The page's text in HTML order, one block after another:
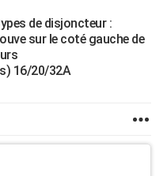
de disjoncteur :
sur le coté gauche de
16/20/32A